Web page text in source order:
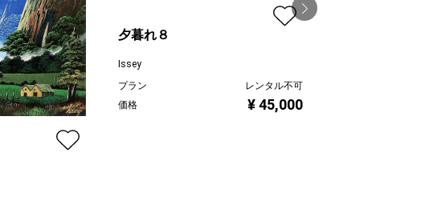
夕暮れ８
Issey
プラン
レンタル不可
価格
¥ 45,000